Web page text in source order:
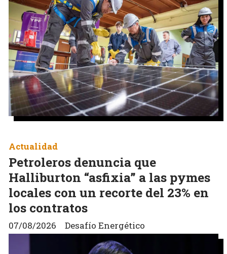
Petroleros denuncia que
Halliburton “asfixia” a las pymes
locales con un recorte del 23% en
los contratos
Desafío Energético
Actualidad
07/08/2026